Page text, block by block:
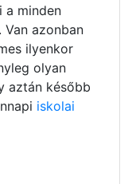
a minden
azonban
ilyenkor
olyan
aztán később
iskolai